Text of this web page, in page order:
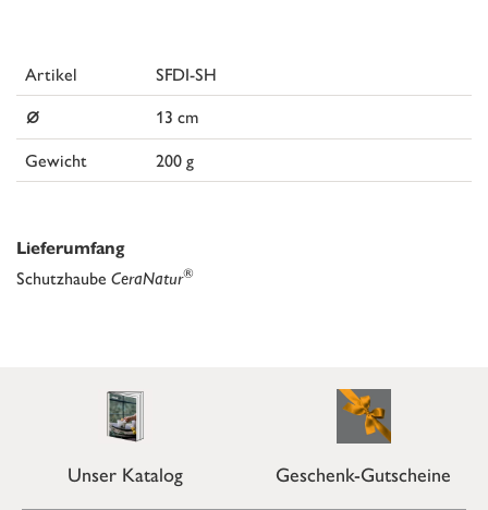
Artikel SFDI-SH
⌀
13 cm
Gewicht
200 g
Lieferumfang
Schutzhaube CeraNatur®
Unser Katalog Geschenk-Gutscheine